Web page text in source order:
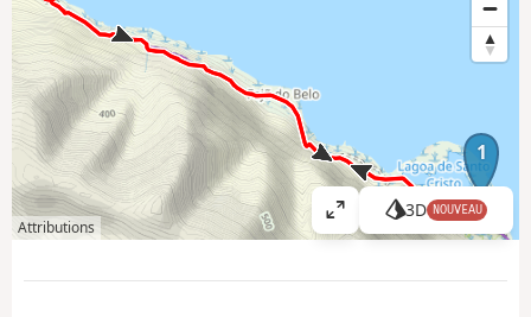
1
Attributions
A
ff
3D NOUVEAU